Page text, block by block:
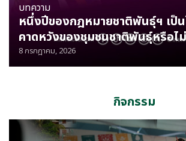
บทความ
หนึ่งปีของกฎหมายชาติพันธุ์ฯ เป็
คาดหวังของชุมชนชาติพันธุ์หรือไม่
8 กรกฎาคม, 2026
กิจกรรม